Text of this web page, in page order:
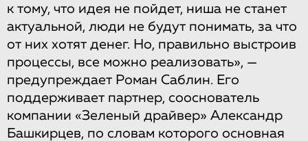
к тому, что идея не пойдет, ниша не станет
актуальной, люди не будут понимать, за что
от них хотят денег. Но, правильно выстроив
процессы, все можно реализовать», —
предупреждает Роман Саблин. Его
поддерживает партнер, сооснователь
компании «Зеленый драйвер» Александр
Башкирцев, по словам которого основная